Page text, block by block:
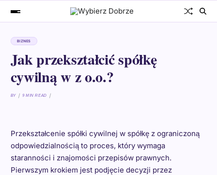
BIZNES
Jak przekształcić spółkę
cywilną w z o.o.?
BY 9 MIN READ
Przekształcenie spółki cywilnej w spółkę z ograniczoną
odpowiedzialnością to proces, który wymaga
staranności i znajomości przepisów prawnych.
Pierwszym krokiem jest podjęcie decyzji przez